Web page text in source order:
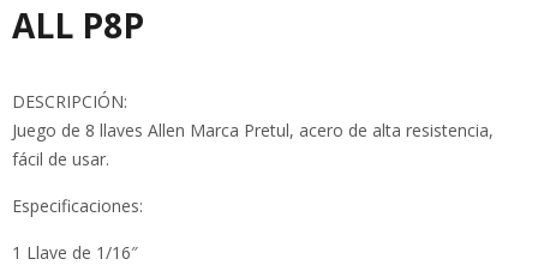
ALL P8P
DESCRIPCIÓN:
Juego de 8 llaves Allen Marca Pretul, acero de alta resistencia,
fácil de usar.
Especificaciones:
1 Llave de 1/16″